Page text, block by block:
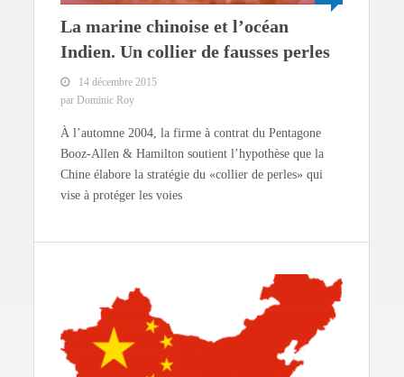
La marine chinoise et l’océan
Indien. Un collier de fausses perles
14 décembre 2015
par Dominic Roy
À l’automne 2004, la firme à contrat du Pentagone
Booz-Allen & Hamilton soutient l’hypothèse que la
Chine élabore la stratégie du «collier de perles» qui
vise à protéger les voies